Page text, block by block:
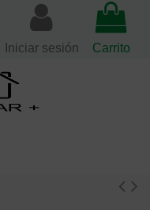
Iniciar sesión Carrito